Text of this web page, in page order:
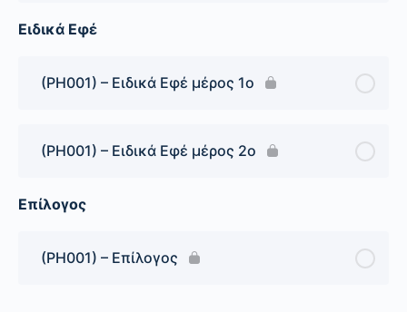
Ειδικά Εφέ
(PH001) – Ειδικά Εφέ μέρος 1ο
(PH001) – Ειδικά Εφέ μέρος 2o
Επίλογος
(PH001) – Επίλογος